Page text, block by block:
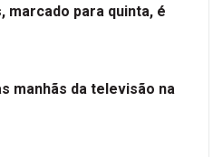
marcado para quinta, é
manhãs da televisão na